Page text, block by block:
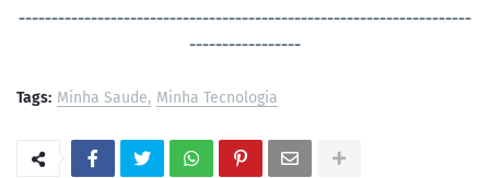
---------------------------------------------------------------------
-----------------
Tags: Minha Saude Minha Tecnologia